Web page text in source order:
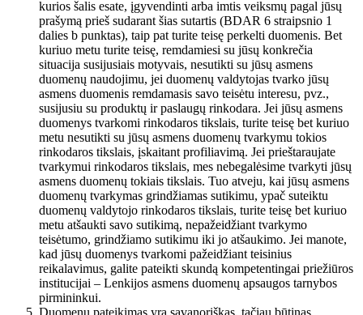
kurios šalis esate, įgyvendinti arba imtis veiksmų pagal jūsų
prašymą prieš sudarant šias sutartis (BDAR 6 straipsnio 1
dalies b punktas), taip pat turite teisę perkelti duomenis. Bet
kuriuo metu turite teisę, remdamiesi su jūsų konkrečia
situacija susijusiais motyvais, nesutikti su jūsų asmens
duomenų naudojimu, jei duomenų valdytojas tvarko jūsų
asmens duomenis remdamasis savo teisėtu interesu, pvz.,
susijusiu su produktų ir paslaugų rinkodara. Jei jūsų asmens
duomenys tvarkomi rinkodaros tikslais, turite teisę bet kuriuo
metu nesutikti su jūsų asmens duomenų tvarkymu tokios
rinkodaros tikslais, įskaitant profiliavimą. Jei prieštaraujate
tvarkymui rinkodaros tikslais, mes nebegalėsime tvarkyti jūsų
asmens duomenų tokiais tikslais. Tuo atveju, kai jūsų asmens
duomenų tvarkymas grindžiamas sutikimu, ypač suteiktu
duomenų valdytojo rinkodaros tikslais, turite teisę bet kuriuo
metu atšaukti savo sutikimą, nepažeidžiant tvarkymo
teisėtumo, grindžiamo sutikimu iki jo atšaukimo. Jei manote,
kad jūsų duomenys tvarkomi pažeidžiant teisinius
reikalavimus, galite pateikti skundą kompetentingai priežiūros
institucijai – Lenkijos asmens duomenų apsaugos tarnybos
pirmininkui.
Duomenų pateikimas yra savanoriškas, tačiau būtinas